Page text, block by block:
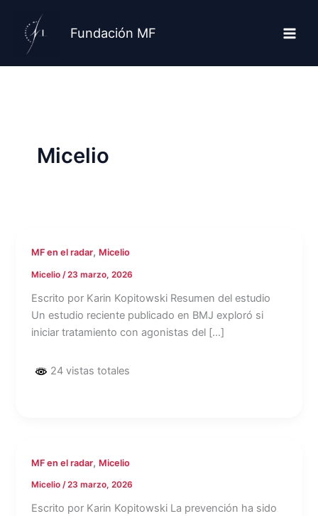
contenido
Fundación MF
Micelio
MF en el radar, Micelio
Micelio /23 marzo, 2026
Escrito por Karin Kopitowski Resumen del estudio
Un estudio reciente publicado en BMJ exploró si
iniciar tratamiento con agonistas del […]
24 vistas totales
MF en el radar, Micelio
Micelio/23 marzo, 2026
Escrito por Karin Kopitowski La prevención ha sido